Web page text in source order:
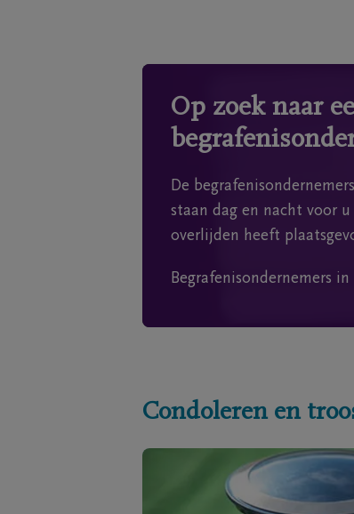
Op zoek naar
De
staan dag en nacht voor u
overlijden heeft
Begrafenisondernemers
Condoleren en